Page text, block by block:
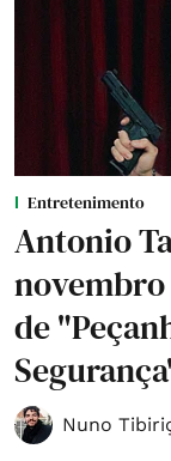
Entretenimento
Antonio
de
Nuno